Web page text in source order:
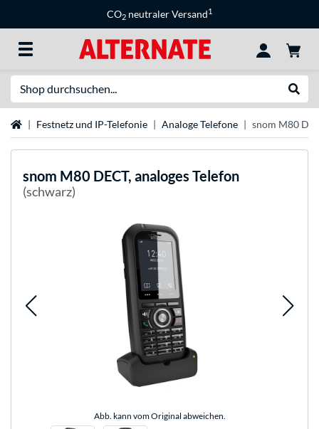
CO2 neutraler Versand1
StartseiteFestnetz und IP-Telefonie Analoge Telefone snom M80
snom M80 DECT, analoges Telefon
(schwarz)
Abb. kann vom Original abweichen.